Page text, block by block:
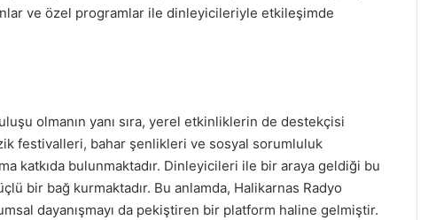
ve özel programlar ile dinleyicileriyle etkileşimde
olmanın yanı sıra, yerel etkinliklerin de destekçisi
festivalleri, bahar şenlikleri ve sosyal sorumluluk
katkıda bulunmaktadır. Dinleyicileri ile bir araya geldiği bu
bir bağ kurmaktadır. Bu anlamda, Halikarnas Radyo
dayanışmayı da pekiştiren bir platform haline gelmiştir.